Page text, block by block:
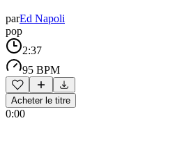
parEd Napoli
pop
2:37
95 BPM
Acheter le titre
0:00